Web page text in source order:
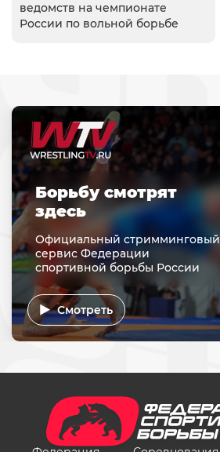
ведомств на чемпионате
России по вольной борьбе
Борьбу смотрят
здесь
Официальный стримминговый
сервис Федерации
спортивной борьбы России
Смотреть